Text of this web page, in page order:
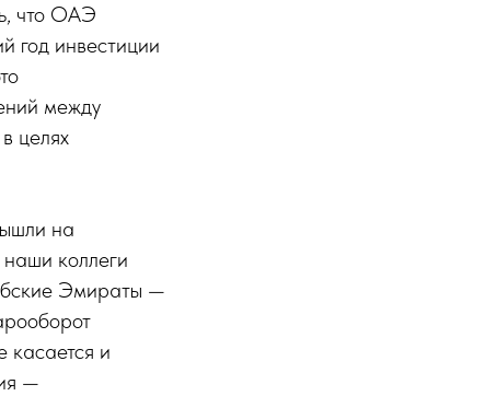
что ОАЭ
год инвестиции
между
целях
на
коллеги
Эмираты —
касается и
—